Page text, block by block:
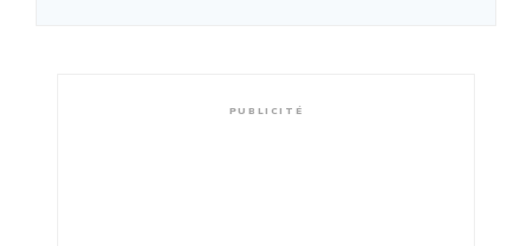
PUBLICITÉ